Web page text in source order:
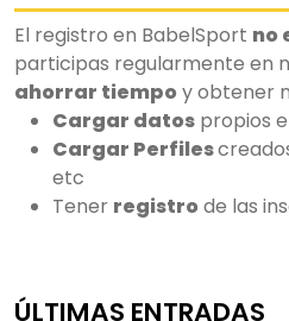
El registro en BabelSport no
participas regularmente en
ahorrar tiempo y obtener
Cargar datos propios
Cargar Perfiles
etc
Tener registro de las
ÚLTIMAS ENTRADAS